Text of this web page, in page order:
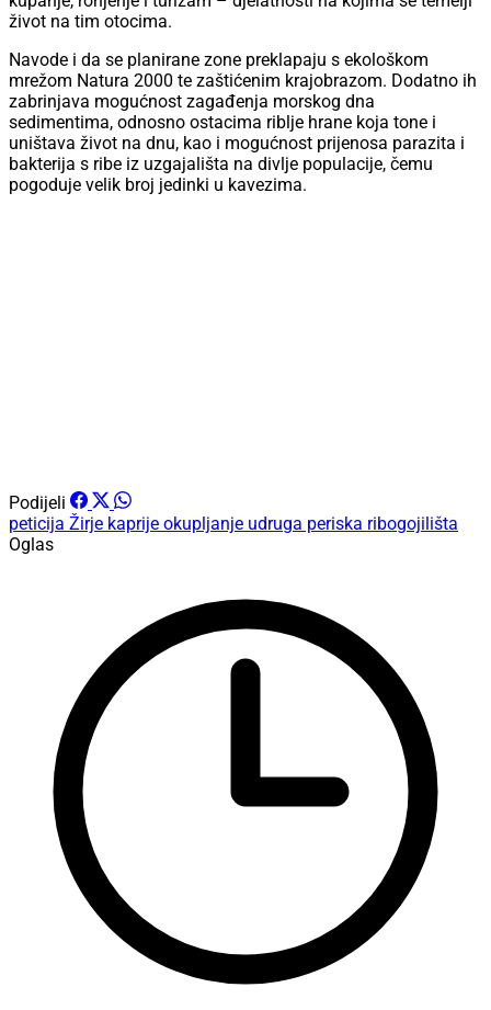
Navode i da se planirane zone preklapaju s ekološkom
mrežom Natura 2000 te zaštićenim krajobrazom. Dodatno ih
zabrinjava mogućnost zagađenja morskog dna
sedimentima, odnosno ostacima riblje hrane koja tone i
uništava život na dnu, kao i mogućnost prijenosa parazita i
bakterija s ribe iz uzgajališta na divlje populacije, čemu
pogoduje velik broj jedinki u kavezima.
Oglas